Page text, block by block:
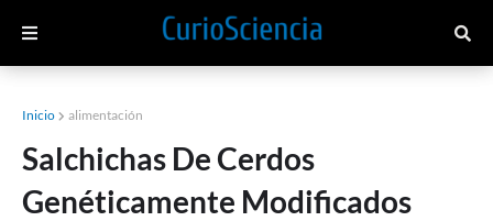
Inicio alimentación
Salchichas De Cerdos
Genéticamente Modificados